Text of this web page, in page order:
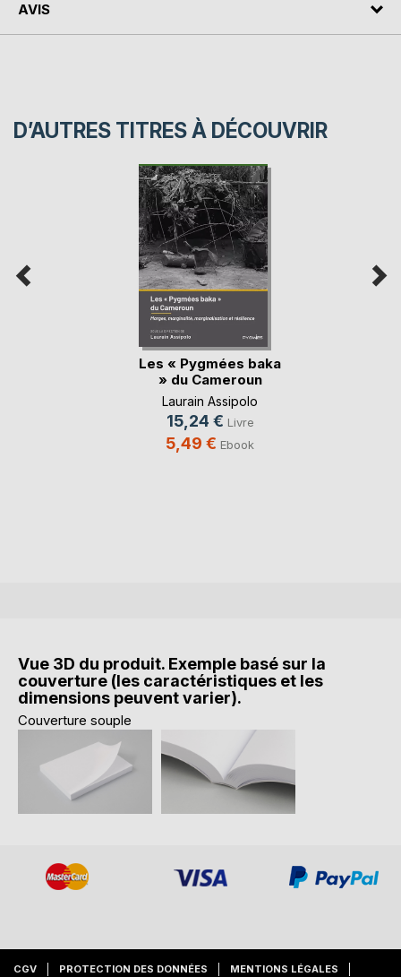
AVIS
D’AUTRES TITRES À DÉCOUVRIR
Les « Pygmées baka
» du Cameroun
Laurain Assipolo
15,24 € Livre
5,49 € Ebook
Vue 3D du produit. Exemple basé sur la
couverture (les caractéristiques et les
dimensions peuvent varier).
Couverture souple
CGV PROTECTION DES DONNÉES MENTIONS LÉGALES